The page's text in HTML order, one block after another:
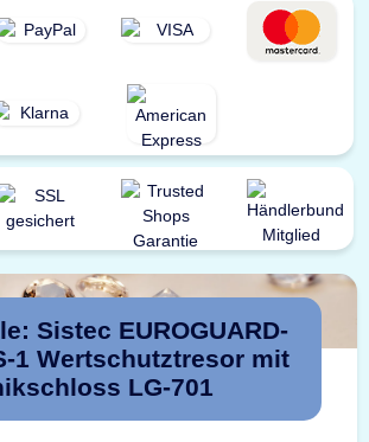
Sistec EUROGUARD-
1 Wertschutztresor mit
LG-701